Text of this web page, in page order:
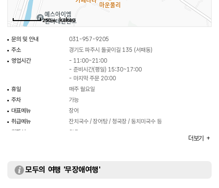
250m
문의 및 안내
031-957-9205
주소
경기도 파주시 돌곶이길 135 (서패동)
영업시간
- 11:00~21:00
- 준비시간(평일) 15:30~17:00
- 마지막 주문 20:00
휴일
매주 월요일
주차
가능
대표메뉴
장어
취급메뉴
잔치국수 / 장어탕 / 청국장 / 동치미국수 등
화장실
있음
더보기
모두의 여행 '무장애여행'